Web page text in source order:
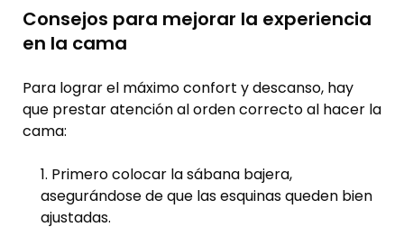
Consejos para mejorar la experiencia
en la cama
Para lograr el máximo confort y descanso, hay
que prestar atención al orden correcto al hacer la
cama:
Primero colocar la sábana bajera,
asegurándose de que las esquinas queden bien
ajustadas.